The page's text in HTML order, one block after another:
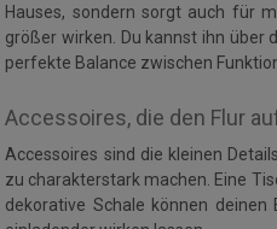
Hauses, sondern sorgt auch für
größer wirken. Du kannst ihn über
perfekte Balance zwischen
Accessoires, die den Flur
Accessoires sind die kleinen
zu charakterstark machen. Eine
dekorative Schale können deinen